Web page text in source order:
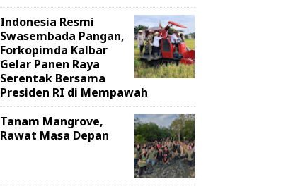
Indonesia Resmi
Swasembada Pangan,
Forkopimda Kalbar
Gelar Panen Raya
Serentak Bersama
Presiden RI di Mempawah
Tanam Mangrove,
Rawat Masa Depan